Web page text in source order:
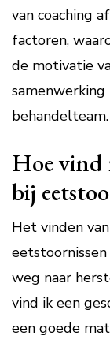
van coaching
factoren,
de motivatie
behandelteam.
Hoe vind
bij
Het vinden
weg naar
vind ik een
een goede